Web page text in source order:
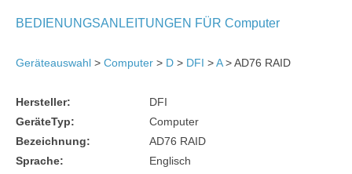
BEDIENUNGSANLEITUNGEN FÜR Computer
Geräteauswahl > Computer > D > DFI >A> AD76 RAID
Hersteller:
DFI
GeräteTyp:
Computer
Bezeichnung:
AD76 RAID
Sprache:
Englisch